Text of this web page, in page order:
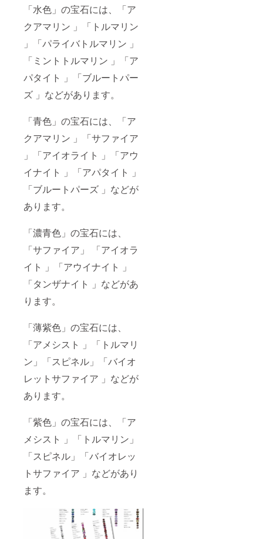
「水色」の宝石には、「ア
クアマリン 」「トルマリン
」「パライバトルマリン 」
「ミントトルマリン 」「ア
パタイト 」「ブルートパー
ズ 」などがあります。
「青色」の宝石には、「ア
クアマリン 」「サファイア
」「アイオライト 」「アウ
イナイト 」「アパタイト 」
「ブルートパーズ 」などが
あります。
「濃青色」の宝石には、
「サファイア」 「アイオラ
イト 」「アウイナイト 」
「タンザナイト 」などがあ
ります。
「薄紫色」の宝石には、
「アメシスト 」「トルマリ
ン」「スピネル」「バイオ
レットサファイア 」などが
あります。
「紫色」の宝石には、「ア
メシスト 」「トルマリン」
「スピネル」「バイオレッ
トサファイア 」などがあり
ます。